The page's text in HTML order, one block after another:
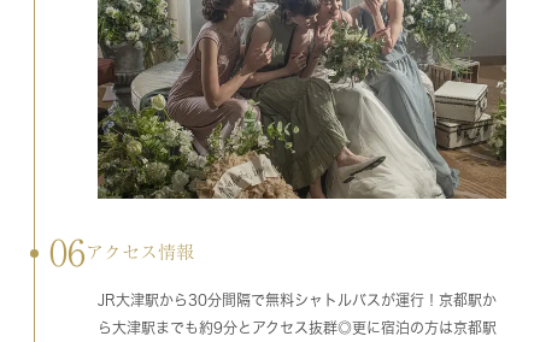
06 アクセス情報
JR大津駅から30分間隔で無料シャトルバスが運行！京都駅か
ら大津駅までも約9分とアクセス抜群◎更に宿泊の方は京都駅